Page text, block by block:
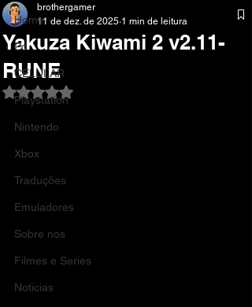
Home
Pc
CELULAR
Playstation
Nintendo
Xbox
Traduções
Emuladores
Sobre nos
Filmes e Series
Noticias
Yakuza Kiwami 2 v2.11-
RUNE
brothergamer
11 de dez. de 2025 1 min de leitura
Avaliado com NaN de 5 estrelas.